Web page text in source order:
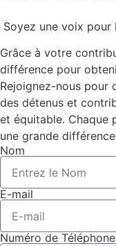
Soyez une voix pour
Grâce à votre
différence pour
Rejoignez-nous pour
des détenus et
et équitable. Chaque
une grande
Nom
E-mail
Numéro de Téléphone